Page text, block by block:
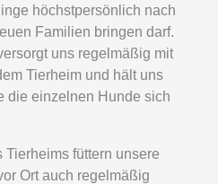
höchstpersönlich nach
Familien bringen darf.
uns regelmäßig mit
Tierheim und hält uns
die einzelnen Hunde sich
füttern unsere
Ort auch regelmäßig